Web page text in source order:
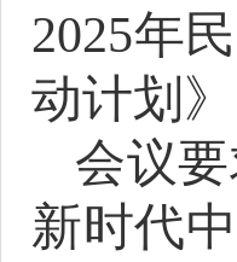
2025年
动计划》
会议
新时代